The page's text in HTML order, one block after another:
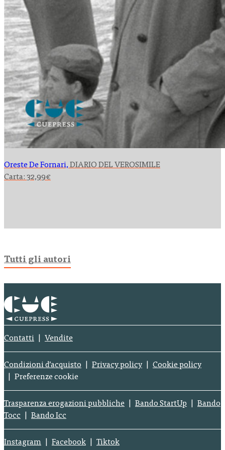
Oreste De Fornari,DIARIO DEL VEROSIMILE
Carta: 32,99€
Tutti gli autori
Contatti Vendite
Condizioni d’acquisto Privacy policy
Cookie policy
Preferenze cookie
Trasparenza erogazioni pubbliche Bando StartUp
Bando
Tocc
Bando Icc
Instagram Facebook Tiktok